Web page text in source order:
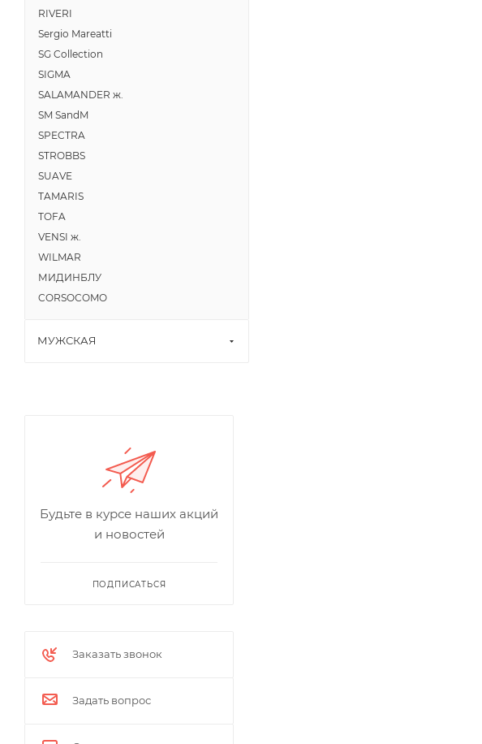
RIVERI
Sergio Mareatti
SG Collection
SIGMA
SALAMANDER ж.
SM SandM
SPECTRA
STROBBS
SUAVE
TAMARIS
TOFA
VENSI ж.
WILMAR
МИДИНБЛУ
CORSOCOMO
МУЖСКАЯ
Будьте в курсе наших акций
и новостей
ПОДПИСАТЬСЯ
Заказать звонок
Задать вопрос